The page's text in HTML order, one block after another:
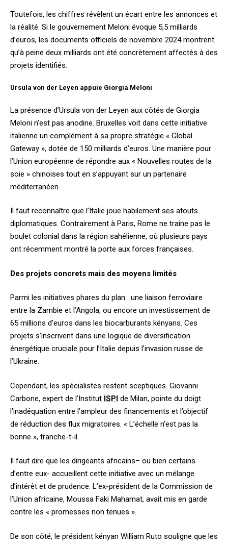
Toutefois, les chiffres révèlent un écart entre les annonces et
la réalité. Si le gouvernement Meloni évoque 5,5 milliards
d’euros, les documents officiels de novembre 2024 montrent
qu’à peine deux milliards ont été concrètement affectés à des
projets identifiés.
Ursula von der Leyen appuie Giorgia Meloni
La présence d’Ursula von der Leyen aux côtés de Giorgia
Meloni n’est pas anodine. Bruxelles voit dans cette initiative
italienne un complément à sa propre stratégie « Global
Gateway », dotée de 150 milliards d’euros. Une manière pour
l’Union européenne de répondre aux « Nouvelles routes de la
soie » chinoises tout en s’appuyant sur un partenaire
méditerranéen.
Il faut reconnaître que l’Italie joue habilement ses atouts
diplomatiques. Contrairement à Paris, Rome ne traîne pas le
boulet colonial dans la région sahélienne, où plusieurs pays
ont récemment montré la porte aux forces françaises.
Des projets concrets mais des moyens limités
Parmi les initiatives phares du plan : une liaison ferroviaire
entre la Zambie et l’Angola, ou encore un investissement de
65 millions d’euros dans les biocarburants kényans. Ces
projets s’inscrivent dans une logique de diversification
énergétique cruciale pour l’Italie depuis l’invasion russe de
l’Ukraine.
Cependant, les spécialistes restent sceptiques. Giovanni
Carbone, expert de l’Institut ISPI de Milan, pointe du doigt
l’inadéquation entre l’ampleur des financements et l’objectif
de réduction des flux migratoires. « L’échelle n’est pas la
bonne », tranche-t-il.
Il faut dire que les dirigeants africains– ou bien certains
d’entre eux- accueillent cette initiative avec un mélange
d’intérêt et de prudence. L’ex-président de la Commission de
l’Union africaine, Moussa Faki Mahamat, avait mis en garde
contre les « promesses non tenues ».
De son côté, le président kényan William Ruto souligne que les